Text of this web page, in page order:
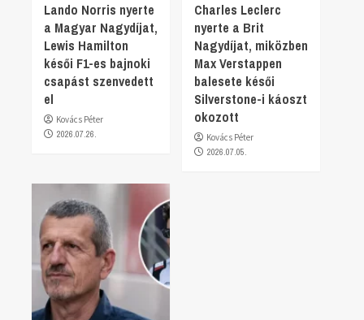
Lando Norris nyerte
a Magyar Nagydíjat,
Lewis Hamilton
késői F1-es bajnoki
csapást szenvedett
el
Kovács Péter
2026.07.26.
Charles Leclerc
nyerte a Brit
Nagydíjat, miközben
Max Verstappen
balesete késői
Silverstone-i káoszt
okozott
Kovács Péter
2026.07.05.